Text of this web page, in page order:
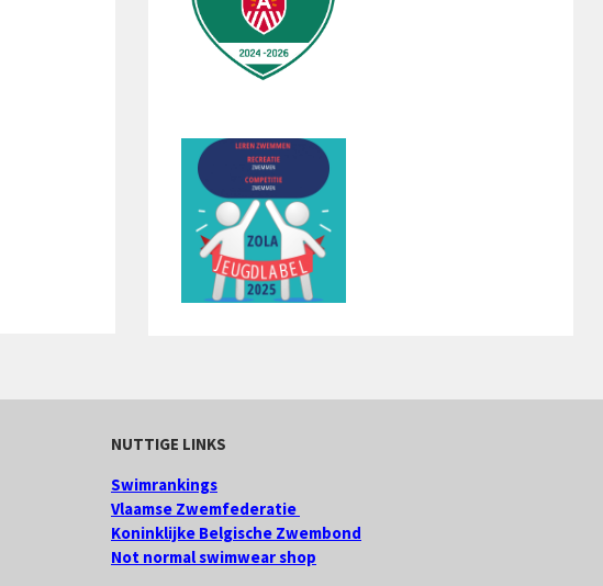
NUTTIGE LINKS
Swimrankings
Vlaamse Zwemfederatie
Koninklijke Belgische Zwembond
Not normal swimwear shop